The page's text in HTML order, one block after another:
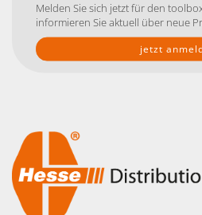
Addresse
Melden Sie sich jetzt für den
informieren Sie aktuell über neue